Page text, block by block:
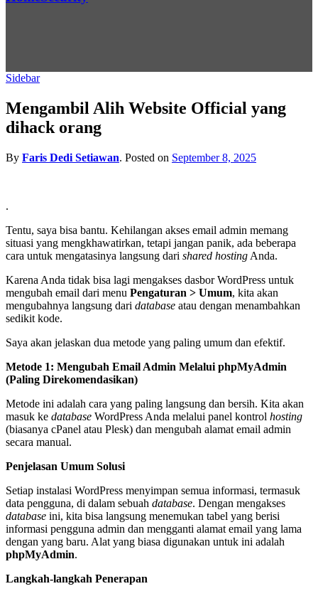
Sidebar
Mengambil Alih Website Official yang
dihack orang
By Faris Dedi Setiawan. Posted on September 8, 2025
.
Tentu, saya bisa bantu. Kehilangan akses email admin memang
situasi yang mengkhawatirkan, tetapi jangan panik, ada beberapa
cara untuk mengatasinya langsung dari shared hosting Anda.
Karena Anda tidak bisa lagi mengakses dasbor WordPress untuk
mengubah email dari menu Pengaturan > Umum, kita akan
mengubahnya langsung dari database atau dengan menambahkan
sedikit kode.
Saya akan jelaskan dua metode yang paling umum dan efektif.
Metode 1: Mengubah Email Admin Melalui phpMyAdmin
(Paling Direkomendasikan)
Metode ini adalah cara yang paling langsung dan bersih. Kita akan
masuk ke database WordPress Anda melalui panel kontrol hosting
(biasanya cPanel atau Plesk) dan mengubah alamat email admin
secara manual.
Penjelasan Umum Solusi
Setiap instalasi WordPress menyimpan semua informasi, termasuk
data pengguna, di dalam sebuah database. Dengan mengakses
database ini, kita bisa langsung menemukan tabel yang berisi
informasi pengguna admin dan mengganti alamat email yang lama
dengan yang baru. Alat yang biasa digunakan untuk ini adalah
phpMyAdmin.
Langkah-langkah Penerapan